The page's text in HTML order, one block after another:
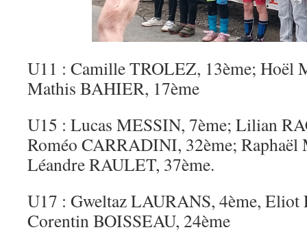
U11 : Camille TROLEZ, 13ème; Hoël
Mathis BAHIER, 17ème
U15 : Lucas MESSIN, 7ème; Lilian
Roméo CARRADINI, 32ème; Raphaël
Léandre RAULET, 37ème.
U17 : Gweltaz LAURANS, 4ème, Eliot
Corentin BOISSEAU, 24ème